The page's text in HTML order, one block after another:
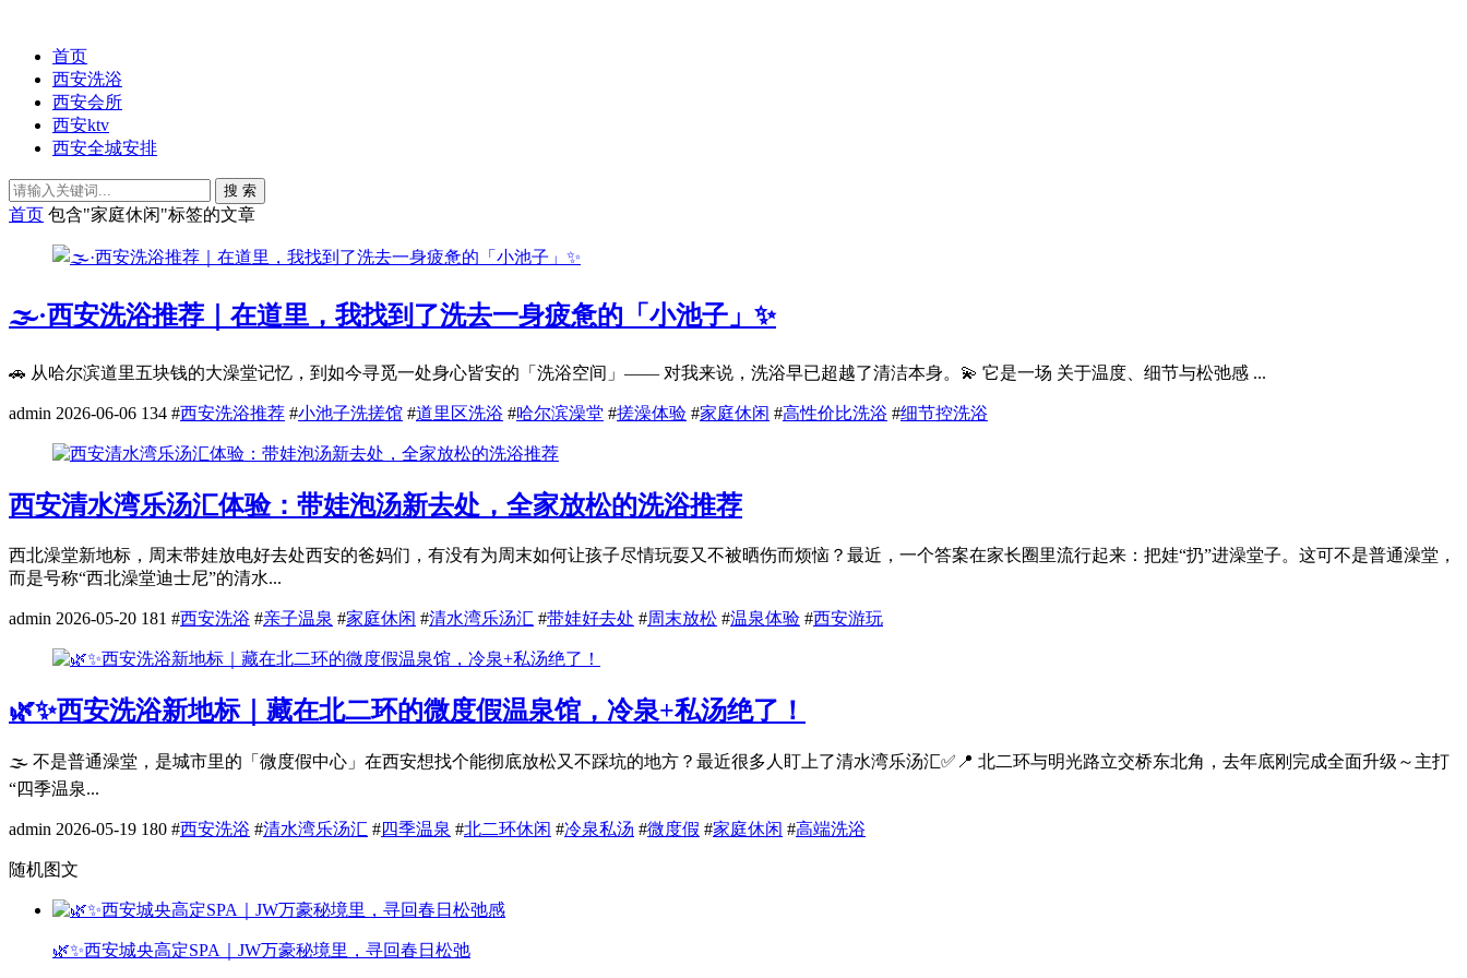
首页
西安洗浴
西安会所
西安ktv
西安全城安排
搜 索
首页 包含"家庭休闲"标签的文章
🌫️·西安洗浴推荐｜在道里，我找到了洗去一身疲惫的「小池子」✨
🚗 从哈尔滨道里五块钱的大澡堂记忆，到如今寻觅一处身心皆安的「洗浴空间」—— 对我来说，洗浴早已超越了清洁本身。💫 它是一场 关于温度、细节与松弛感 ...
admin 2026-06-06 134 #西安洗浴推荐 #小池子洗搓馆 #道里区洗浴 #哈尔滨澡堂 #搓澡体验 #家庭休闲 #高性价比洗浴 #细节控洗浴
西安清水湾乐汤汇体验：带娃泡汤新去处，全家放松的洗浴推荐
西北澡堂新地标，周末带娃放电好去处西安的爸妈们，有没有为周末如何让孩子尽情玩耍又不被晒伤而烦恼？最近，一个答案在家长圈里流行起来：把娃“扔”进澡堂子。这可不是普通澡堂，
而是号称“西北澡堂迪士尼”的清水...
admin 2026-05-20 181 #西安洗浴 #亲子温泉 #家庭休闲 #清水湾乐汤汇 #带娃好去处 #周末放松 #温泉体验 #西安游玩
🌿✨西安洗浴新地标｜藏在北二环的微度假温泉馆，冷泉+私汤绝了！
🌫️ 不是普通澡堂，是城市里的「微度假中心」在西安想找个能彻底放松又不踩坑的地方？最近很多人盯上了清水湾乐汤汇✅📍 北二环与明光路立交桥东北角，去年底刚完成全面升级～主打
“四季温泉...
admin 2026-05-19 180 #西安洗浴 #清水湾乐汤汇 #四季温泉 #北二环休闲 #冷泉私汤 #微度假 #家庭休闲 #高端洗浴
随机图文
🌿✨西安城央高定SPA｜JW万豪秘境里，寻回春日松弛